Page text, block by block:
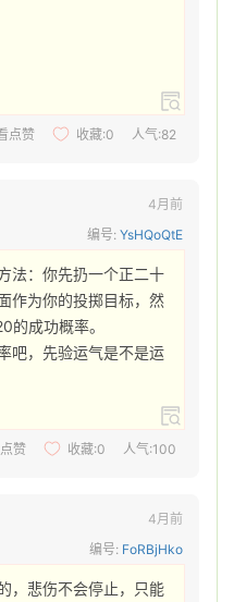
点赞 收藏:0 人气:82
4月前
编号:YsHQoQtE
法：你先扔一个正二十
作为你的投掷目标，然
的成功概率。
吧，先验运气是不是运
赞 收藏:0 人气:100
4月前
编号: FoRBjHko
，悲伤不会停止，只能